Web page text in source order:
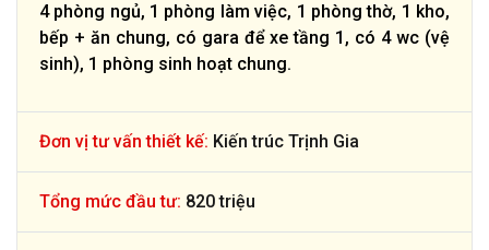
4 phòng ngủ, 1 phòng làm việc, 1 phòng thờ, 1 kho,
bếp + ăn chung, có gara để xe tầng 1, có 4 wc (vệ
sinh), 1 phòng sinh hoạt chung.
Đơn vị tư vấn thiết kế: Kiến trúc Trịnh Gia
Tổng mức đầu tư: 820 triệu